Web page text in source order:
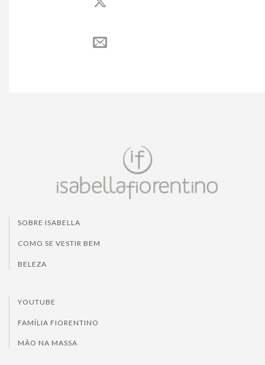
SOBRE ISABELLA
COMO SE VESTIR BEM
BELEZA
YOUTUBE
FAMÍLIA FIORENTINO
MÃO NA MASSA